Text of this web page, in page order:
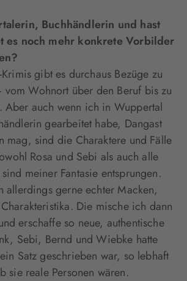
Buchhändlerin und hast
es noch mehr konkrete Vorbilder
gibt es durchaus Bezüge zu
vom Wohnort über den Beruf bis zu
Aber auch wenn ich in Wuppertal
gearbeitet habe, Dangast
mag, sind die Charaktere und Fälle
Rosa und Sebi als auch alle
meiner Fantasie entsprungen.
allerdings gerne echter Macken,
Die mische ich dann
erschaffe so neue, authentische
Sebi, Bernd und Wiebke hatte
Satz geschrieben war, so lebhaft
sie reale Personen wären.